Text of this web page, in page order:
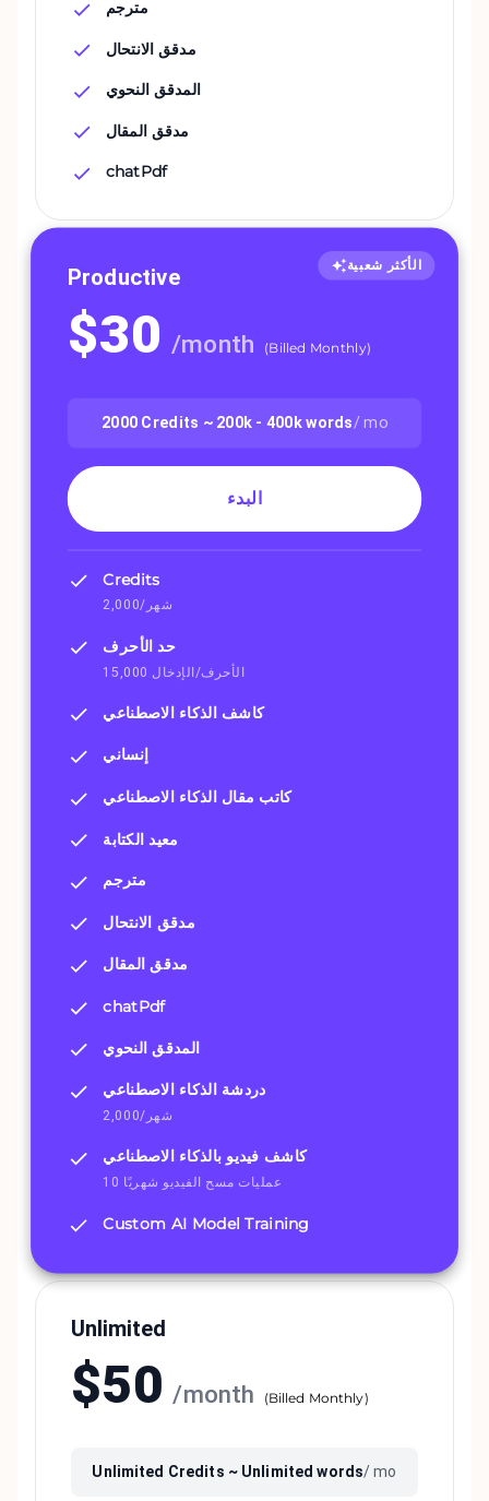
مترجم
مدقق الانتحال
المدقق النحوي
مدقق المقال
chatPdf
الأكثر شعبية Productive
$30 /month (Billed Monthly)
2000 Credits ~ 200k - 400kwords/ mo
البدء
Credits
2,000/شهر
حد الأحرف
15,000 الأحرف/الإدخال
كاشف الذكاء الاصطناعي
إنساني
كاتب مقال الذكاء الاصطناعي
معيد الكتابة
مترجم
مدقق الانتحال
مدقق المقال
chatPdf
المدقق النحوي
دردشة الذكاء الاصطناعي
2,000/شهر
كاشف فيديو بالذكاء الاصطناعي
10 عمليات مسح الفيديو شهريًا
Custom AI Model Training
Unlimited
$50 /month (Billed Monthly)
Unlimited Credits ~ Unlimited words/ mo